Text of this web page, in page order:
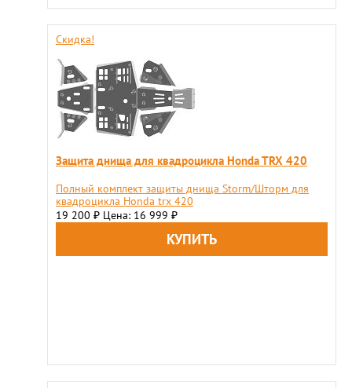
Скидка!
Защита днища для квадроцикла Honda TRX 420
Полный комплект защиты днища Storm/Шторм для
квадроцикла Honda trx 420
19 200 ₽ Цена: 16 999 ₽